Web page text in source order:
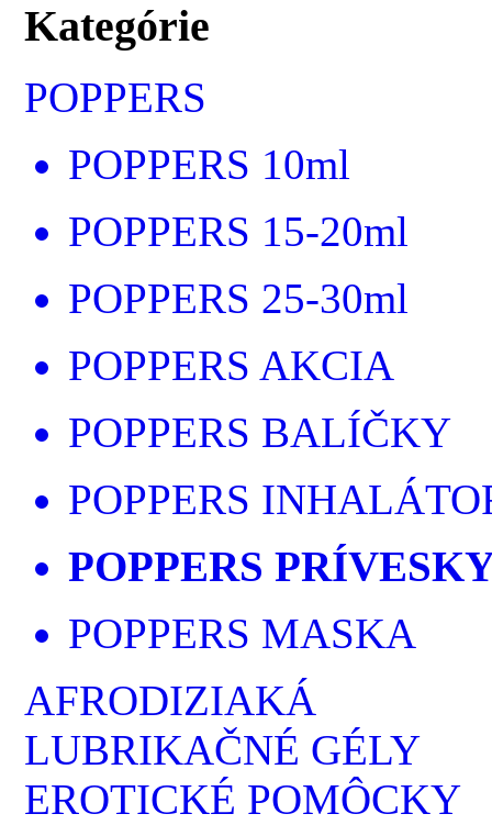
Kategórie
POPPERS
POPPERS 10ml
POPPERS 15-20ml
POPPERS 25-30ml
POPPERS AKCIA
POPPERS BALÍČKY
POPPERS
POPPERS
POPPERS MASKA
AFRODIZIAKÁ
LUBRIKAČNÉ GÉLY
EROTICKÉ POMÔCKY